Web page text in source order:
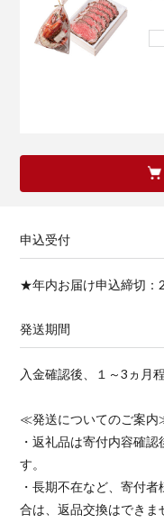
申込受付
★年内お届け申込締切：
発送期間
入金確認後、１～3ヵ月
≪発送についてのご案
・返礼品は寄付内容確
す。
・長期不在など、寄付
合は、返品交換はできま